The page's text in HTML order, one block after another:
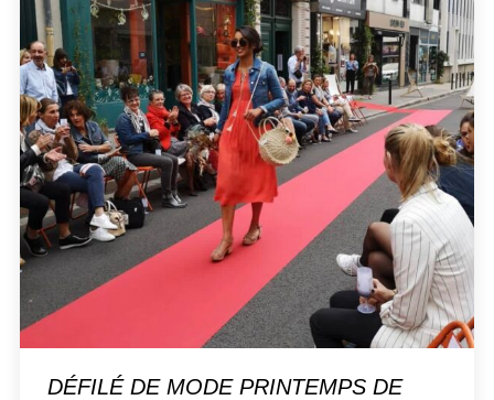
DÉFILÉ DE MODE PRINTEMPS DE